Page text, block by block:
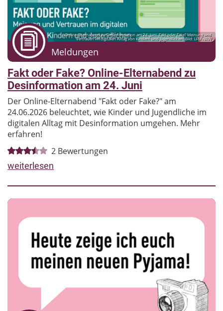
Online-Elternabend zu Desinformation am 24. Juni. Fakt oder Fake? Meinung und
Vertrauen im digitalen Alltag von Kindern und Jugendlichen; Bild: LFM NRW
Meldungen
Fakt oder Fake? Online-Elternabend zu
Desinformation am 24. Juni
Der Online-Elternabend "Fakt oder Fake?" am
24.06.2026 beleuchtet, wie Kinder und Jugendliche im
digitalen Alltag mit Desinformation umgehen. Mehr
erfahren!
2 Bewertungen
weiterlesen